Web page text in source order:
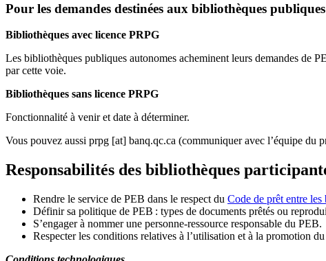
Pour les demandes destinées aux bibliothèques
Bibliothèques avec licence PRPG
Les bibliothèques publiques autonomes acheminent leurs demandes de
par cette voie.
Bibliothèques sans licence PRPG
Fonctionnalité à venir et date à déterminer.
Vous pouvez aussi prpg [at] banq.qc.ca (communiquer avec l’équipe du
Responsabilités des bibliothèques
Rendre le service de PEB dans le respect du Code de prêt entre
Définir sa politique de PEB : types de documents prêtés ou
S’engager à nommer une personne-ressource responsable du PEB.
Respecter les conditions relatives à l’utilisation et à la promotion